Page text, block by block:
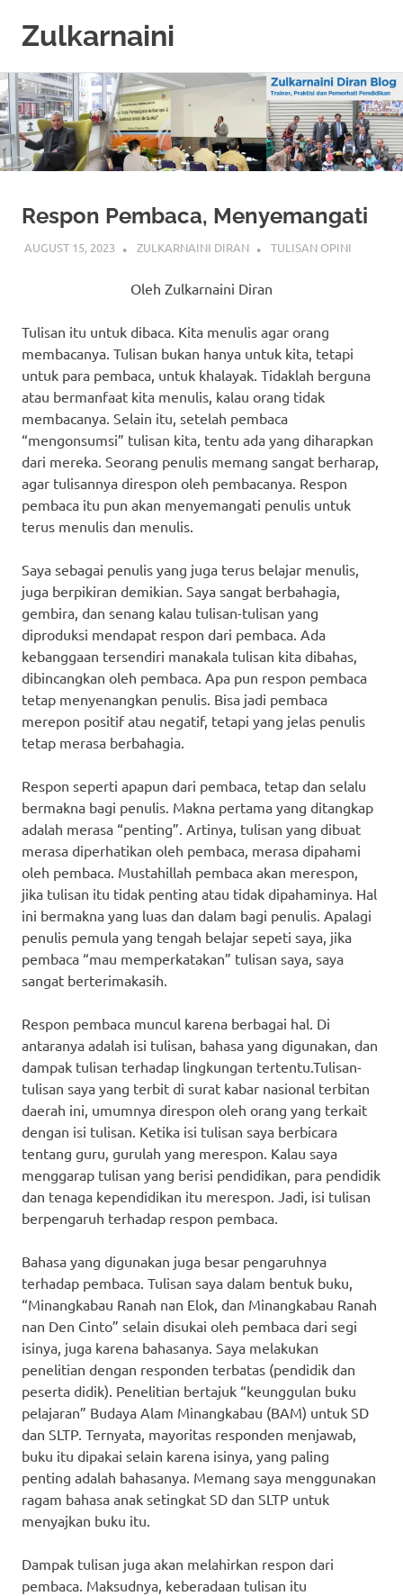
Skip
to
content
Zulkarnaini
Blog
Respon Pembaca, Menyemangati
AUGUST 15, 2023 ZULKARNAINI DIRAN TULISAN OPINI
Oleh Zulkarnaini Diran
Tulisan itu untuk dibaca. Kita menulis agar orang
membacanya. Tulisan bukan hanya untuk kita, tetapi
untuk para pembaca, untuk khalayak. Tidaklah berguna
atau bermanfaat kita menulis, kalau orang tidak
membacanya. Selain itu, setelah pembaca
“mengonsumsi” tulisan kita, tentu ada yang diharapkan
dari mereka. Seorang penulis memang sangat berharap,
agar tulisannya direspon oleh pembacanya. Respon
pembaca itu pun akan menyemangati penulis untuk
terus menulis dan menulis.
Saya sebagai penulis yang juga terus belajar menulis,
juga berpikiran demikian. Saya sangat berbahagia,
gembira, dan senang kalau tulisan-tulisan yang
diproduksi mendapat respon dari pembaca. Ada
kebanggaan tersendiri manakala tulisan kita dibahas,
dibincangkan oleh pembaca. Apa pun respon pembaca
tetap menyenangkan penulis. Bisa jadi pembaca
merepon positif atau negatif, tetapi yang jelas penulis
tetap merasa berbahagia.
Respon seperti apapun dari pembaca, tetap dan selalu
bermakna bagi penulis. Makna pertama yang ditangkap
adalah merasa “penting”. Artinya, tulisan yang dibuat
merasa diperhatikan oleh pembaca, merasa dipahami
oleh pembaca. Mustahillah pembaca akan merespon,
jika tulisan itu tidak penting atau tidak dipahaminya. Hal
ini bermakna yang luas dan dalam bagi penulis. Apalagi
penulis pemula yang tengah belajar sepeti saya, jika
pembaca “mau memperkatakan” tulisan saya, saya
sangat berterimakasih.
Respon pembaca muncul karena berbagai hal. Di
antaranya adalah isi tulisan, bahasa yang digunakan, dan
dampak tulisan terhadap lingkungan tertentu.Tulisan-
tulisan saya yang terbit di surat kabar nasional terbitan
daerah ini, umumnya direspon oleh orang yang terkait
dengan isi tulisan. Ketika isi tulisan saya berbicara
tentang guru, gurulah yang merespon. Kalau saya
menggarap tulisan yang berisi pendidikan, para pendidik
dan tenaga kependidikan itu merespon. Jadi, isi tulisan
berpengaruh terhadap respon pembaca.
Bahasa yang digunakan juga besar pengaruhnya
terhadap pembaca. Tulisan saya dalam bentuk buku,
“Minangkabau Ranah nan Elok, dan Minangkabau Ranah
nan Den Cinto” selain disukai oleh pembaca dari segi
isinya, juga karena bahasanya. Saya melakukan
penelitian dengan responden terbatas (pendidik dan
peserta didik). Penelitian bertajuk “keunggulan buku
pelajaran” Budaya Alam Minangkabau (BAM) untuk SD
dan SLTP. Ternyata, mayoritas responden menjawab,
buku itu dipakai selain karena isinya, yang paling
penting adalah bahasanya. Memang saya menggunakan
ragam bahasa anak setingkat SD dan SLTP untuk
menyajkan buku itu.
Dampak tulisan juga akan melahirkan respon dari
pembaca. Maksudnya, keberadaan tulisan itu